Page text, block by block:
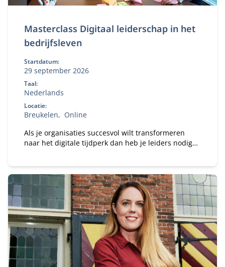
Masterclass Digitaal leiderschap in het
bedrijfsleven
Startdatum:
29 september 2026
Taal:
Nederlands
Locatie:
Breukelen
Online
Als je organisaties succesvol wilt transformeren
naar het digitale tijdperk dan heb je leiders nodig